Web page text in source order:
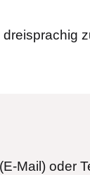
(E-Mail) oder